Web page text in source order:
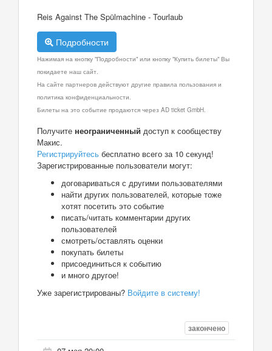
Reis Against The Spülmachine - Tourlaub
Подробности
Нажимая на кнопку "Подробности" или кнопку "Купить билеты" Вы
покидаете наш сайт.
На сайте партнеров действуют другие правила пользования и
политика конфиденциальности.
Билеты на это событие продаются через AD ticket GmbH.
Получите неограниченный доступ к сообществу
Макис.
Регистрируйтесь бесплатно всего за 10 секунд!
Зарегистрированные пользователи могут:
договариваться с другими пользователями
найти других пользователей, которые тоже
хотят посетить это событие
писать/читать комментарии других
пользователей
смотреть/оставлять оценки
покупать билеты
присоединиться к событию
и много другое!
Уже зарегистрированы? Войдите в систему!
закончено